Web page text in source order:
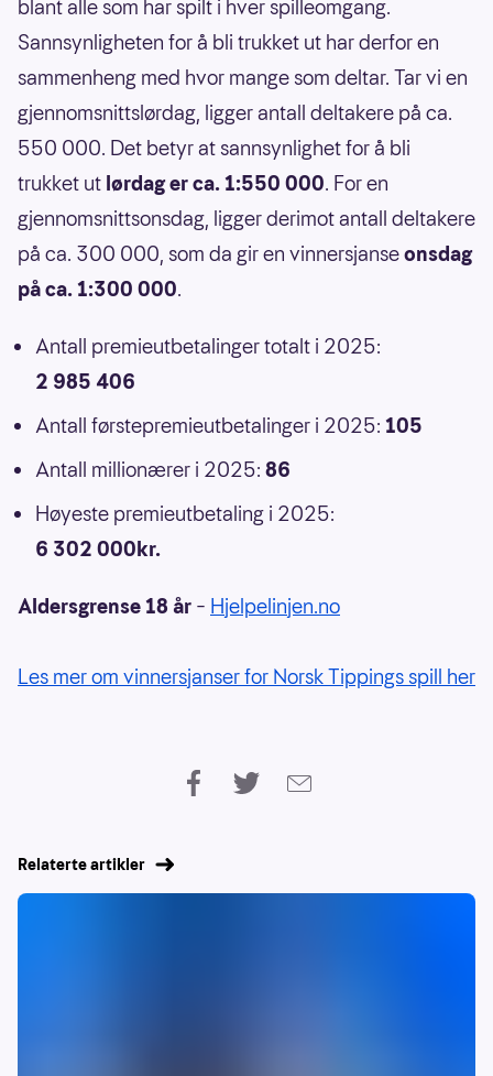
blant alle som har spilt i hver spilleomgang.
Sannsynligheten for å bli trukket ut har derfor en
sammenheng med hvor mange som deltar. Tar vi en
gjennomsnittslørdag, ligger antall deltakere på ca.
550 000. Det betyr at sannsynlighet for å bli
trukket ut lørdag er ca. 1:550 000. For en
gjennomsnittsonsdag, ligger derimot antall deltakere
på ca. 300 000, som da gir en vinnersjanseonsdag
på ca. 1:300 000.
Antall premieutbetalinger totalt i 2025:
2 985 406
Antall førstepremieutbetalinger i 2025: 105
Antall millionærer i 2025: 86
Høyeste premieutbetaling i 2025:
6 302 000kr.
Aldersgrense 18 år – Hjelpelinjen.no
Les mer om vinnersjanser for Norsk Tippings spill her
Relaterte artikler